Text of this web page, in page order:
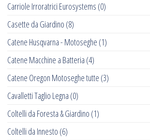
Carriole Irroratrici Eurosystems (0)
Casette da Giardino (8)
Catene Husqvarna - Motoseghe (1)
Catene Macchine a Batteria (4)
Catene Oregon Motoseghe tutte (3)
Cavalletti Taglio Legna (0)
Coltelli da Foresta & Giardino (1)
Coltelli da Innesto (6)